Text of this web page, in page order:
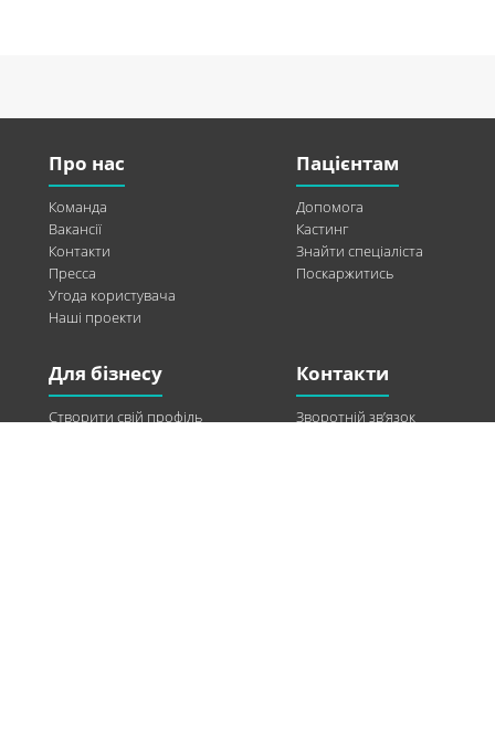
Про нас
Команда
Вакансії
Контакти
Пресса
Угода користувача
Наші проекти
Пацієнтам
Допомога
Кастинг
Знайти спеціаліста
Поскаржитись
Для бізнесу
Створити свій профіль
Контакти
Зворотній зв’язок